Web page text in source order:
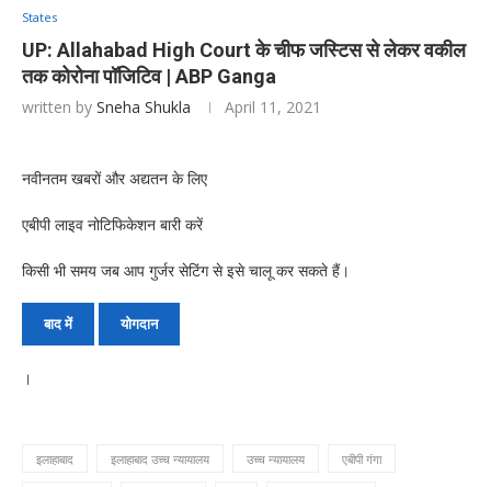
States
UP: Allahabad High Court के चीफ जस्टिस से लेकर वकील
तक कोरोना पॉजिटिव | ABP Ganga
written by Sneha Shukla April 11, 2021
नवीनतम खबरों और अद्यतन के लिए
एबीपी लाइव नोटिफिकेशन बारी करें
किसी भी समय जब आप गुर्जर सेटिंग से इसे चालू कर सकते हैं।
बाद में योगदान
।
इलाहाबाद इलाहाबाद उच्च न्यायालय उच्च न्यायालय एबीपी गंगा